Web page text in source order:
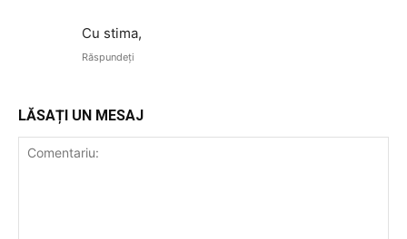
Cu stima,
Răspundeți
LĂSAȚI UN MESAJ